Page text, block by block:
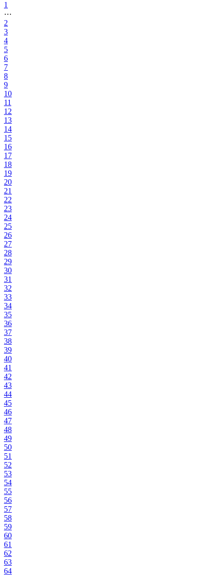
1
⋯
2
3
4
5
6
7
8
9
10
11
12
13
14
15
16
17
18
19
20
21
22
23
24
25
26
27
28
29
30
31
32
33
34
35
36
37
38
39
40
41
42
43
44
45
46
47
48
49
50
51
52
53
54
55
56
57
58
59
60
61
62
63
64